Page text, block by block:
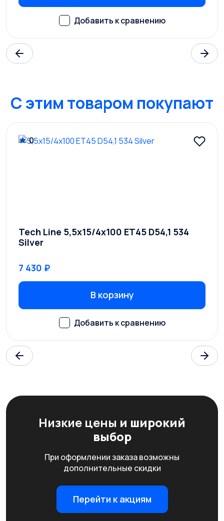
C этим товаром покупают
0
Tech Line 5,5x15/4x100 ET45 D54,1 534
Silver
7 430 ₽
В корзину
Низкие цены и широкий
выбор
При оформлении заказа возможны
дополнительные скидки
Перейти к акциям